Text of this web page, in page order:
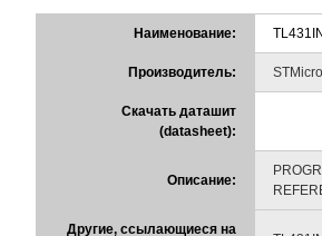
Наименование:
Производитель:
Скачать даташит
(datasheet):
Описание:
Другие, ссылающиеся на